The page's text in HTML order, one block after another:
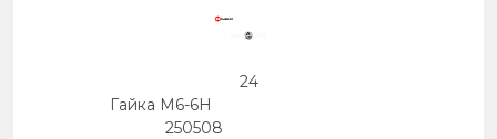
24
Гайка М6-6Н
250508